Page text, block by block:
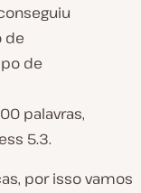
de
de
palavras,
5.3.
por isso vamos